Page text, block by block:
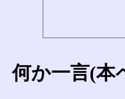
何か一言(本